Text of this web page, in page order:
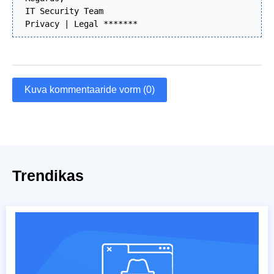
IT Security Team
Privacy | Legal *******
Kuva kommentaaride vorm (0)
Trendikas